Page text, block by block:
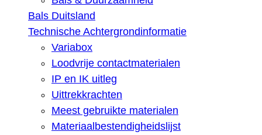
Bals Duitsland
Technische Achtergrondinformatie
Variabox
Loodvrije contactmaterialen
IP en IK uitleg
Uittrekkrachten
Meest gebruikte materialen
Materiaalbestendigheidslijst